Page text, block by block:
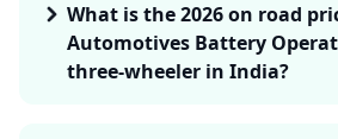
What is the 2026 on road
Automotives Battery
three-wheeler in India?